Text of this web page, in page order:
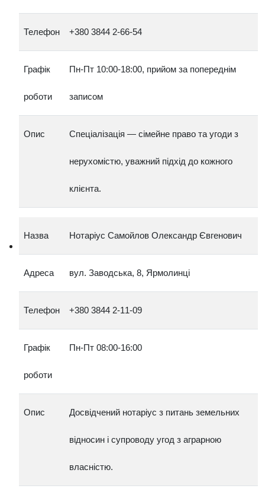
Телефон +380 3844 2‑66‑54
Графік
роботи
Пн‑Пт 10:00‑18:00, прийом за попереднім
записом
Опис Спеціалізація — сімейне право та угоди з
нерухомістю, уважний підхід до кожного
клієнта.
Назва Нотаріус Самойлов Олександр Євгенович
Адреса вул. Заводська, 8, Ярмолинці
Телефон +380 3844 2‑11‑09
Графік
роботи
Пн‑Пт 08:00‑16:00
Опис Досвідчений нотаріус з питань земельних
відносин і супроводу угод з аграрною
власністю.